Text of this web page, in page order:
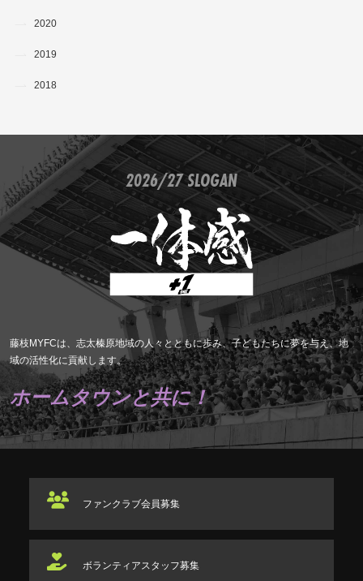
2020
2019
2018
2026/27 SLOGAN
藤枝MYFCは、志太榛原地域の人々とともに歩み、子どもたちに夢を与え、地
域の活性化に貢献します。
ホームタウンと共に！
ファンクラブ会員募集
ボランティアスタッフ募集